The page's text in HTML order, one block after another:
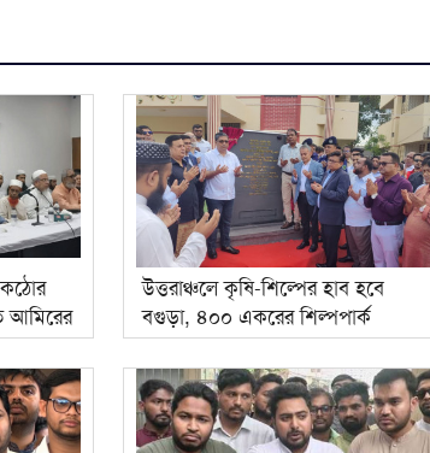
কঠোর
আমিরের
উত্তরাঞ্চলে কৃষি-শিল্পের হাব হবে
বগুড়া, ৪০০ একরের শিল্পপার্ক